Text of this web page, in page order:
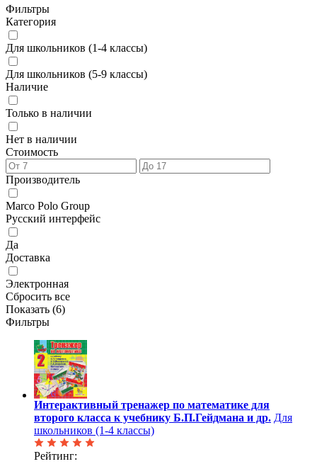
Фильтры
Категория
Для школьников (1-4 классы)
Для школьников (5-9 классы)
Наличие
Только в наличии
Нет в наличии
Стоимость
Производитель
Marco Polo Group
Русский интерфейс
Да
Доставка
Электронная
Сбросить все
Показать (6)
Фильтры
Интерактивный тренажер по математике для
второго класса к учебнику Б.П.Гейдмана и др. Для
школьников (1-4 классы)
Рейтинг: